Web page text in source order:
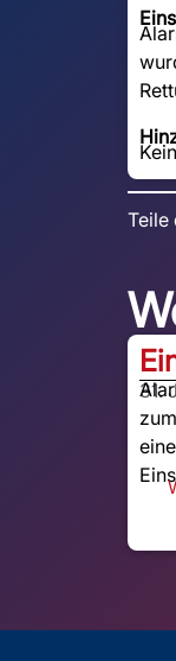
Teile
31.